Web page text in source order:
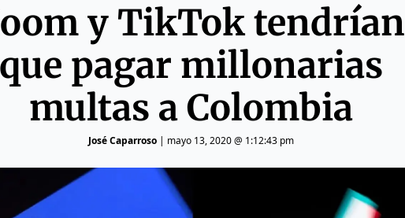
y TikTok tendrían
que pagar millonarias
multas a Colombia
José Caparroso| mayo 13, 2020 @ 1:12:43 pm